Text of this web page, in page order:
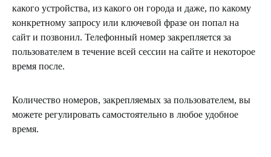
какого устройства, из какого он города и даже, по какому
конкретному запросу или ключевой фразе он попал на
сайт и позвонил. Телефонный номер закрепляется за
пользователем в течение всей сессии на сайте и некоторое
время после.
Количество номеров, закрепляемых за пользователем, вы
можете регулировать самостоятельно в любое удобное
время.